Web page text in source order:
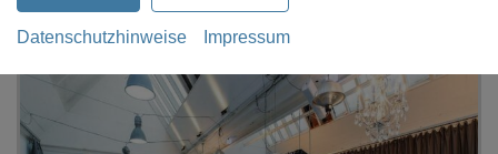
Datenschutzhinweise Impressum
Forum Factory Berlin